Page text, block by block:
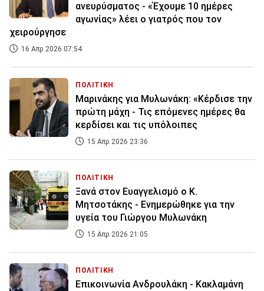
ανευρύσματος - «Έχουμε 10 ημέρες
αγωνίας» λέει ο γιατρός που τον
χειρούργησε
16 Απρ 2026 07:54
ΠΟΛΙΤΙΚΗ
Μαρινάκης για Μυλωνάκη: «Κέρδισε την
πρώτη μάχη - Τις επόμενες ημέρες θα
κερδίσει και τις υπόλοιπες
15 Απρ 2026 23:36
ΠΟΛΙΤΙΚΗ
Ξανά στον Ευαγγελισμό ο Κ.
Μητσοτάκης - Ενημερώθηκε για την
υγεία του Γιώργου Μυλωνάκη
15 Απρ 2026 21:05
ΠΟΛΙΤΙΚΗ
Επικοινωνία Ανδρουλάκη - Κακλαμάνη